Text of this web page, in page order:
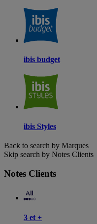
ibis budget
ibis Styles
Back to search by Marques
Skip search by Notes Clients
Notes Clients
3 et +